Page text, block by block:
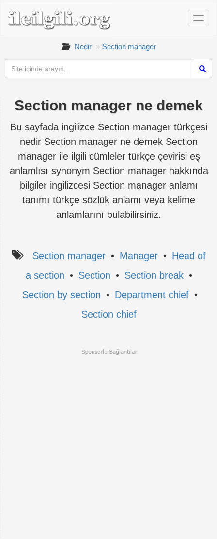
Nedir Section manager
Section manager ne demek
Bu sayfada ingilizce Section manager türkçesi
nedir Section manager ne demek Section
manager ile ilgili cümleler türkçe çevirisi eş
anlamlısı synonym Section manager hakkında
bilgiler ingilizcesi Section manager anlamı
tanımı türkçe sözlük anlamı veya kelime
anlamlarını bulabilirsiniz.
Section manager • Manager • Head of
a section • Section • Section break •
Section by section • Department chief •
Section chief